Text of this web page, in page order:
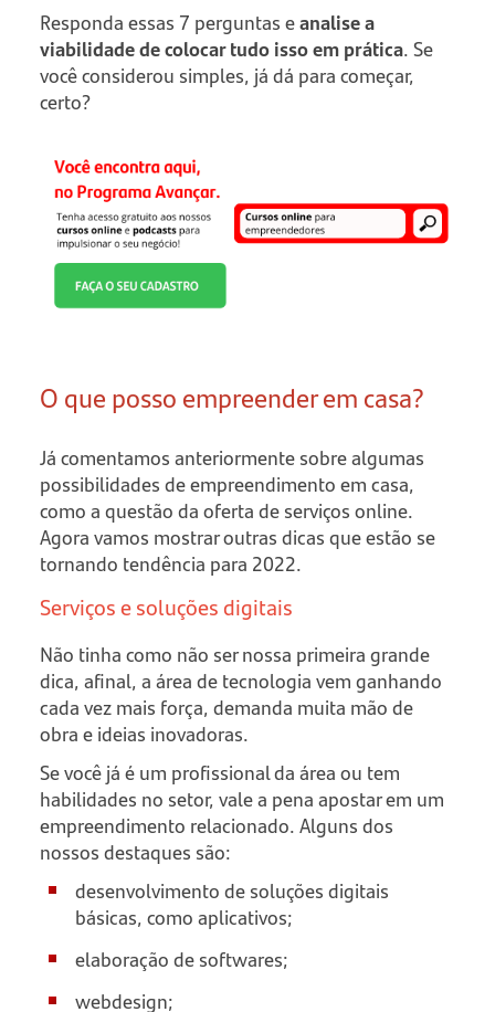
Responda essas 7 perguntas eanalise a
viabilidade de colocar tudo isso em prática. Se
você considerou simples, já dá para começar,
certo?
O que posso empreender em casa?
Já comentamos anteriormente sobre algumas
possibilidades de empreendimento em casa,
como a questão da oferta de serviços online.
Agora vamos mostrar outras dicas que estão se
tornando tendência para 2022.
Serviços e soluções digitais
Não tinha como não ser nossa primeira grande
dica, afinal, a área de tecnologia vem ganhando
cada vez mais força, demanda muita mão de
obra e ideias inovadoras.
Se você já é um profissional da área ou tem
habilidades no setor, vale a pena apostar em um
empreendimento relacionado. Alguns dos
nossos destaques são:
desenvolvimento de soluções digitais
básicas, como aplicativos;
elaboração de softwares;
webdesign;